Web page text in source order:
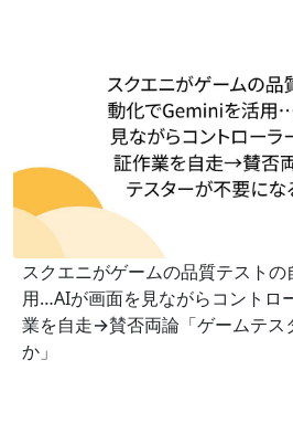
スクエニがゲームの品質テスト
用…AIが画面を見ながらコントロ
業を自走→賛否両論「ゲームテス
か」